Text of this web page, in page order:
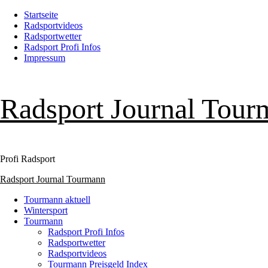
Zum
Inhalt
springen
Startseite
Radsportvideos
Radsportwetter
Radsport Profi Infos
Impressum
Radsport Journal
Profi Radsport
Primäres
Radsport Journal Tourmann
Tourmann aktuell
Wintersport
Tourmann
Radsport Profi Infos
Radsportwetter
Radsportvideos
Tourmann Preisgeld Index